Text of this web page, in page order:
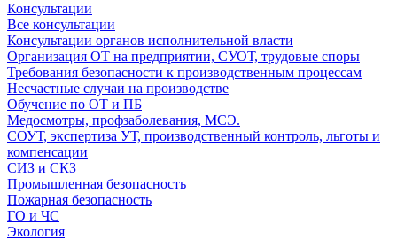
Консультации
Все консультации
Консультации органов исполнительной власти
Организация ОТ на предприятии, СУОТ, трудовые споры
Требования безопасности к производственным процессам
Несчастные случаи на производстве
Обучение по ОТ и ПБ
Медосмотры, профзаболевания, МСЭ.
СОУТ, экспертиза УТ, производственный контроль, льготы и
компенсации
СИЗ и СКЗ
Промышленная безопасность
Пожарная безопасность
ГО и ЧС
Экология